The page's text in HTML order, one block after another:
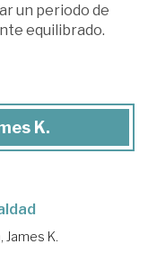
un periodo de
equilibrado.
K.
James K.